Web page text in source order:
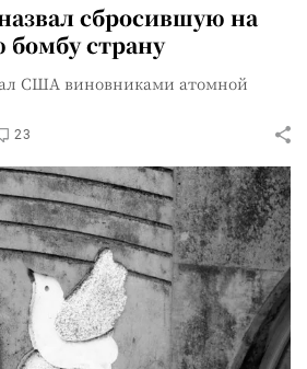
сбросившую на
бомбу страну
США виновниками атомной
23